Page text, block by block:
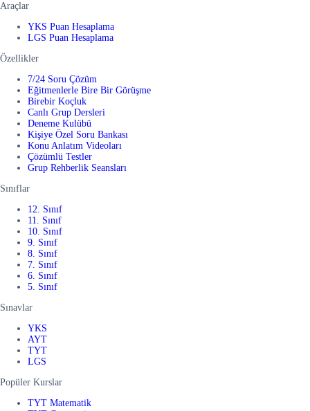
Araçlar
YKS Puan Hesaplama
LGS Puan Hesaplama
Özellikler
7/24 Soru Çözüm
Eğitmenlerle Bire Bir Görüşme
Birebir Koçluk
Canlı Grup Dersleri
Deneme Kulübü
Kişiye Özel Soru Bankası
Konu Anlatım Videoları
Çözümlü Testler
Grup Rehberlik Seansları
Sınıflar
12. Sınıf
11. Sınıf
10. Sınıf
9. Sınıf
8. Sınıf
7. Sınıf
6. Sınıf
5. Sınıf
Sınavlar
YKS
AYT
TYT
LGS
Popüler Kurslar
TYT Matematik